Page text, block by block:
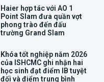
Haier hợp tác với AO 1
Point Slam đưa quần vợt
phong trào đến đấu
trường Grand Slam
Khóa tốt nghiệp năm 2026
của ISHCMC ghi nhận hai
học sinh đạt điểm IB tuyệt
đối và điểm trung bình